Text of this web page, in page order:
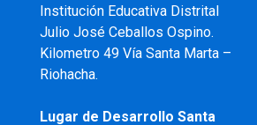
Institución Educativa Distrital
Julio José Ceballos Ospino.
Kilometro 49 Vía Santa Marta –
Riohacha.
Lugar de Desarrollo Santa